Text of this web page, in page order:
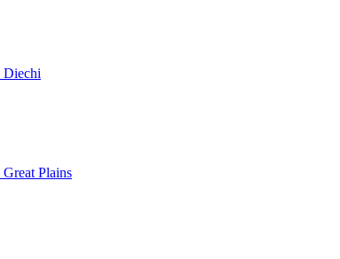
Diechi
Plains